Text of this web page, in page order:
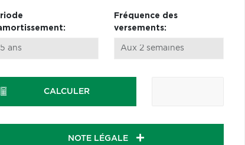
Fréquence des
versements:
CALCULER
NOTE LÉGALE